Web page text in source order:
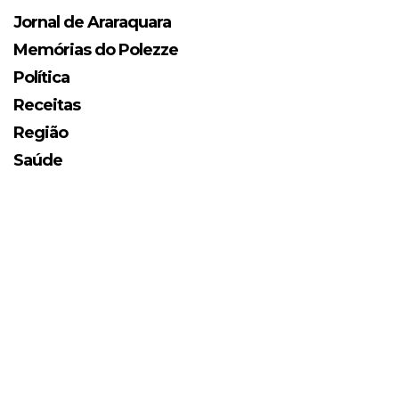
Jornal de Araraquara
Memórias do Polezze
Política
Receitas
Região
Saúde